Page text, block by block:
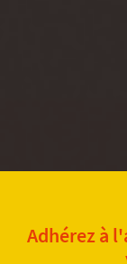
Adhérez à